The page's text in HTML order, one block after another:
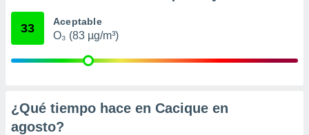
su
u
momento
en
33 Aceptable
O₃ (83 µg/m³)
¿Qué tiempo hace en Cacique en
agosto?